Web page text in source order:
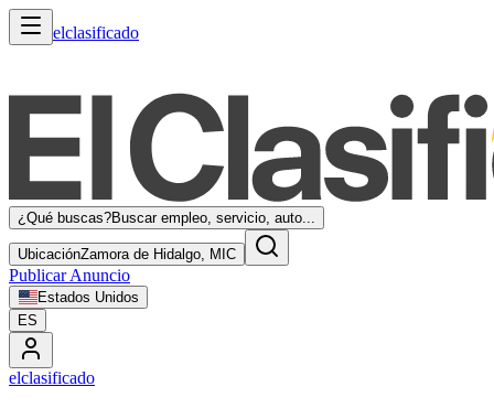
elclasificado
¿Qué buscas?Buscar empleo, servicio, auto...
UbicaciónZamora de Hidalgo, MIC
Publicar Anuncio
Estados Unidos
ES
elclasificado